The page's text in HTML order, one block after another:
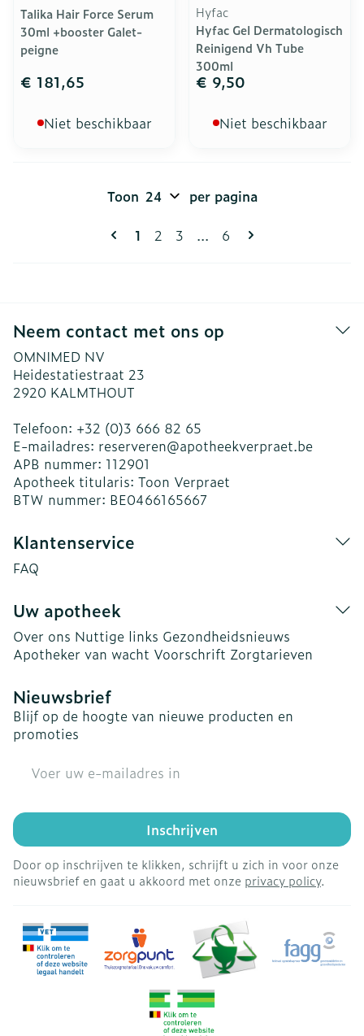
Talika Hair Force Serum
30ml +booster Galet-
peigne
€ 181,65
Niet beschikbaar
Hyfac
Hyfac Gel Dermatologisch
Reinigend Vh Tube
300ml
€ 9,50
Niet beschikbaar
Pagina's
U lees momenteel pagina
1 Pagina
2 Pagina
3 ... Pagina
6
Toon per pagina
Neem contact met ons op
OMNIMED NV
Heidestatiestraat 23
2920 KALMTHOUT
Telefoon: +32 (0)3 666 82 65
E-mailadres: reserveren@apotheekverpraet.be
APB nummer: 112901
Apotheek titularis: Toon Verpraet
BTW nummer: BE0466165667
Klantenservice
FAQ
Uw apotheek
Over ons Nuttige links Gezondheidsnieuws
Apotheker van wacht Voorschrift Zorgtarieven
Nieuwsbrief
Blijf op de hoogte van nieuwe producten en
promoties
Inschrijven
Door op inschrijven te klikken, schrijft u zich in voor onze
nieuwsbrief en gaat u akkoord met onze privacy policy.